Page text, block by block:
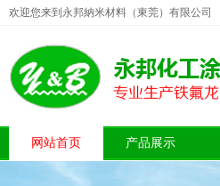
欢迎您来到永邦納米材料（東莞）有限公司
网站首页 产品展示